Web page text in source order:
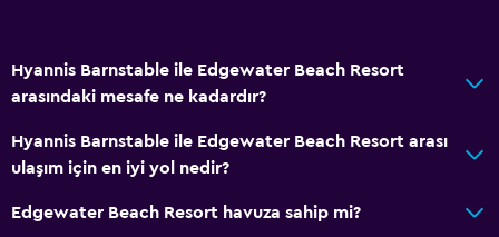
Hyannis Barnstable ile Edgewater Beach Resort
arasındaki mesafe ne kadardır?
Hyannis Barnstable ile Edgewater Beach Resort arası
ulaşım için en iyi yol nedir?
Edgewater Beach Resort havuza sahip mi?